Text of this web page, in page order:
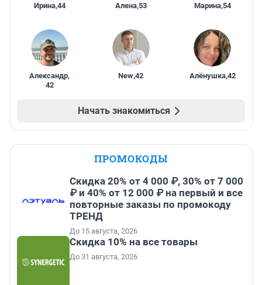
Ирина,44 Алена,53 Марина,54
Александр,
42
New,42 Алёнушка,42
Начать знакомиться
ПРОМОКОДЫ
Скидка 20% от 4 000 ₽, 30% от 7 000
₽ и 40% от 12 000 ₽ на первый и все
повторные заказы по промокоду
ТРЕНД
До 15 августа, 2026
Скидка 10% на все товары
До 31 августа, 2026